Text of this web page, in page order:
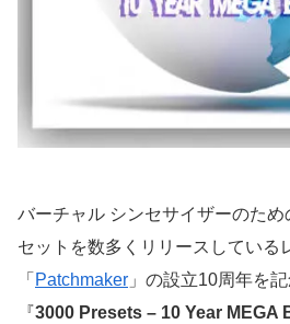
バーチャル シンセサイザーのため
セットを数多くリリースしている
「 Patchmaker 」の設立10周年を
『3000 Presets – 10 Year MEGA